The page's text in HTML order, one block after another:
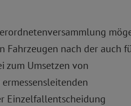
Fahrzeugen nach der auch
zum Umsetzen von
Einzelfallentscheidung